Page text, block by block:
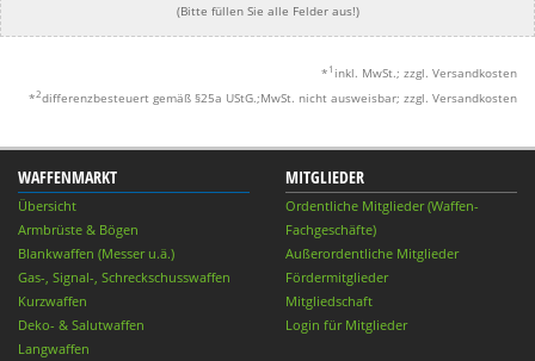
(Bitte füllen Sie alle Felder aus!)
* 1 inkl. MwSt.; zzgl. Versandkosten
*2differenzbesteuert gemäß §25a UStG.;MwSt. nicht ausweisbar; zzgl. Versandkosten
WAFFENMARKT
Übersicht
Armbrüste & Bögen
Blankwaffen (Messer u.ä.)
Gas-, Signal-, Schreckschusswaffen
Kurzwaffen
Deko- & Salutwaffen
Langwaffen
MITGLIEDER
Ordentliche Mitglieder (Waffen-
Fachgeschäfte)
Außerordentliche Mitglieder
Fördermitglieder
Mitgliedschaft
Login für Mitglieder